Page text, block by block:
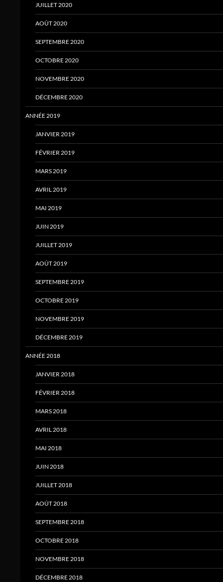
JUILLET 2020
AOÛT 2020
SEPTEMBRE 2020
OCTOBRE 2020
NOVEMBRE 2020
DÉCEMBRE 2020
ANNÉE 2019
JANVIER 2019
FÉVRIER 2019
MARS 2019
AVRIL 2019
MAI 2019
JUIN 2019
JUILLET 2019
AOÛT 2019
SEPTEMBRE 2019
OCTOBRE 2019
NOVEMBRE 2019
DÉCEMBRE 2019
ANNÉE 2018
JANVIER 2018
FÉVRIER 2018
MARS 2018
AVRIL 2018
MAI 2018
JUIN 2018
JUILLET 2018
AOÛT 2018
SEPTEMBRE 2018
OCTOBRE 2018
NOVEMBRE 2018
DÉCEMBRE 2018